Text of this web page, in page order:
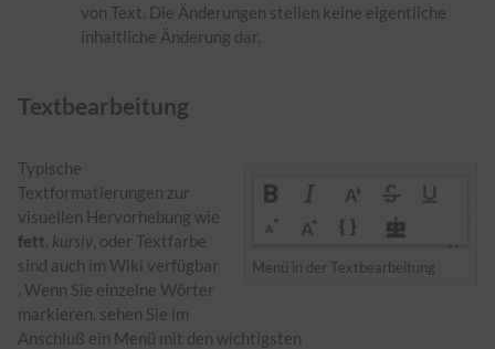
von Text. Die Änderungen stellen keine eigentliche
inhaltliche Änderung dar.
Textbearbeitung
Menü in der Textbearbeitung
Typische
Textformatierungen zur
visuellen Hervorhebung wie
fett kursiv , oder Textfarbe
sind auch im Wiki verfügbar
. Wenn Sie einzelne Wörter
markieren, sehen Sie im
Anschluß ein Menü mit den wichtigsten